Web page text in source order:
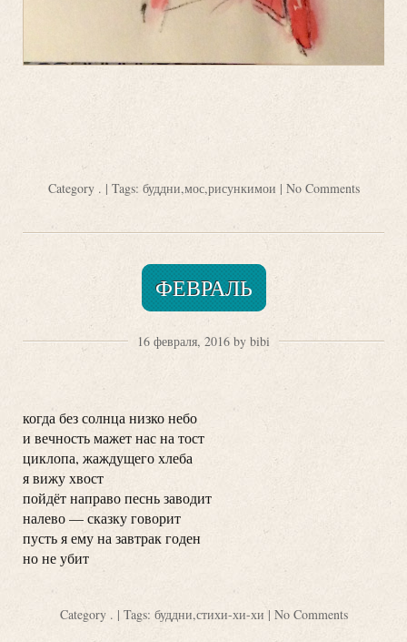
Category . | Tags: буддни,мос,рисункимои | No Comments
ФЕВРАЛЬ
16 февраля, 2016 by bibi
когда без солнца низко небо
и вечность мажет нас на тост
циклопа, жаждущего хлеба
я вижу хвост
пойдёт направо песнь заводит
налево — сказку говорит
пусть я ему на завтрак годен
но не убит
Category . | Tags: буддни,стихи-хи-хи | No Comments